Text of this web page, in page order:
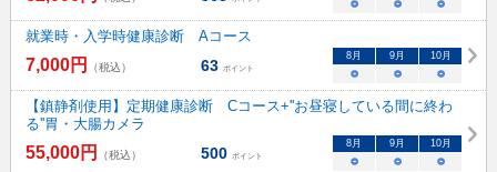
就業時・入学時健康診断 Aコース
7,000円 （税込） 63 ポイント
8 月 9 月 10月
○ ○ ○
【鎮静剤使用】定期健康診断 Cコース+''お昼寝している間に終わ
る''胃・大腸カメラ
55,000円 （税込） 500 ポイント
8 月 9 月 10月
○ ○ ○